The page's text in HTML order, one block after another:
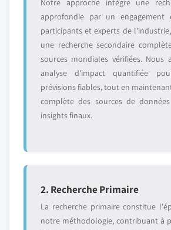
Notre approche intègre une
approfondie par un engagement
participants et experts de
une recherche secondaire
sources mondiales vérifiées. Nous
analyse d'impact quantifiée
prévisions fiables, tout en
complète des sources de
insights finaux.
2. Recherche Primaire
La recherche primaire constitue
notre méthodologie, contribuant à